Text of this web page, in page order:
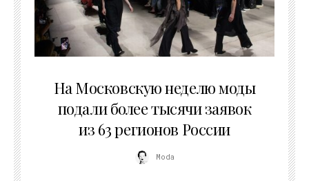
На Московскую неделю моды
подали более тысячи заявок
из 63 регионов России
Moda